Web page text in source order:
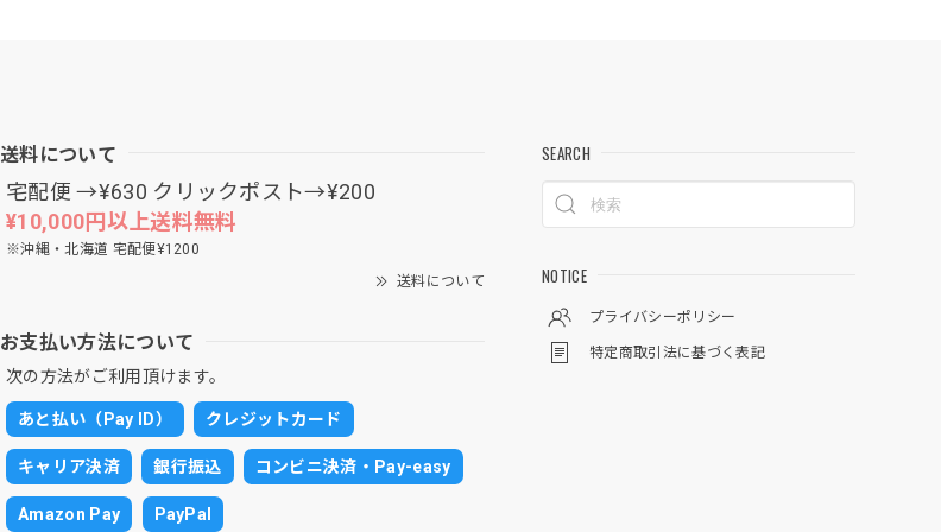
送料について
宅配便 →¥630 クリックポスト→¥200
¥10,000円以上送料無料
※沖縄・北海道 宅配便¥1200
送料について
お支払い方法について
次の方法がご利用頂けます。
あと払い（Pay ID） クレジットカード
キャリア決済 銀行振込 コンビニ決済・Pay-easy
Amazon Pay PayPal
SEARCH
NOTICE
プライバシーポリシー
特定商取引法に基づく表記